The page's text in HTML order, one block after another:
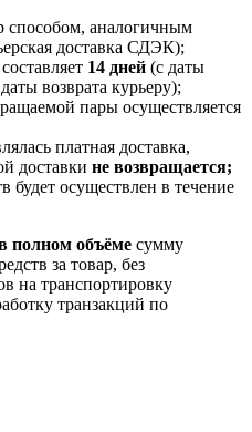
способом, аналогичным
доставка СДЭК);
14 дней (с даты
возврата курьеру);
пары осуществляется
платная доставка,
доставки не возвращается;
будет осуществлен в течение
полном объёме сумму
за товар, без
на транспортировку
транзакций по